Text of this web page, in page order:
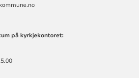
på kyrkjekontoret: